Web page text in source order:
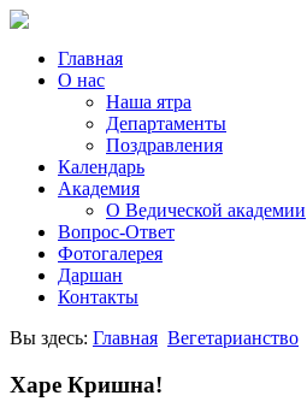
Главная
О нас
Наша ятра
Департаменты
Поздравления
Календарь
Академия
О Ведической академии
Вопрос-Ответ
Фотогалерея
Даршан
Контакты
Вы здесь: Главная Вегетарианство
Харе Кришна!